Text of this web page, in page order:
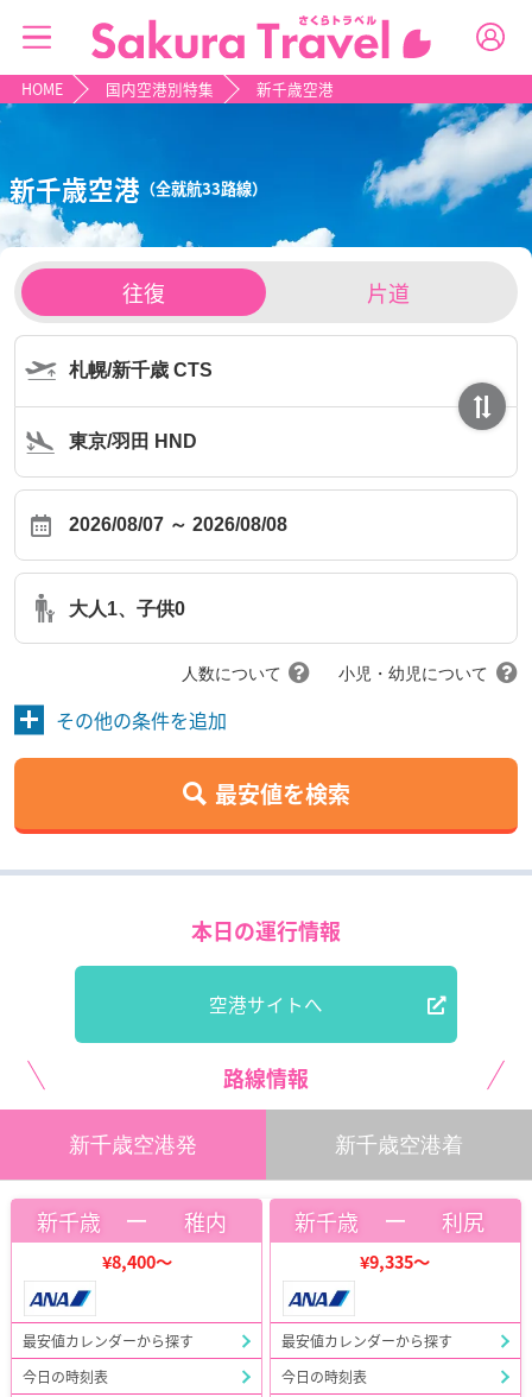
HOME 国内空港別特集 新千歳空港
新千歳空港 （全就航33路線）
チ
ケ
ッ
ト
イ
往復 片道
大人1、子供0
人数について 小児・幼児について
その他の条件を追加
最安値を検索
本日の運行情報
空港サイトへ
路線情報
新千歳空港発 新千歳空港着
新千歳 ー 稚内
¥8,400～
最安値カレンダーから探す
今日の時刻表
新千歳 ー 利尻
¥9,335～
最安値カレンダーから探す
今日の時刻表